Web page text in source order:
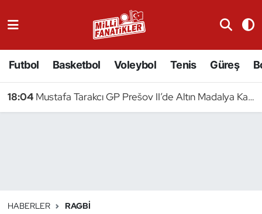
Futbol Basketbol Voleybol Tenis Güreş
18:04 Mustafa Tarakcı GP Prešov II’de Altın Madalya Kazandı
HABERLER RAGBI
Badminton